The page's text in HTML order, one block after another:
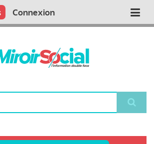
Connexion